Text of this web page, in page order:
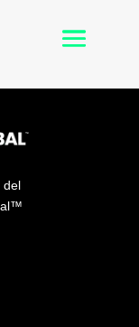
del
™